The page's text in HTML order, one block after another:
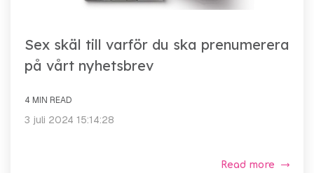
Sex skäl till varför du ska prenumerera
på vårt nyhetsbrev
4 MIN READ
3 juli 2024 15:14:28
Read more